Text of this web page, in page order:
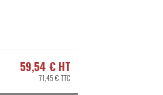
59,54 € HT
71,45 € TTC